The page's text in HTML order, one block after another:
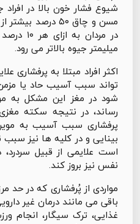
شیوع فشار خون بالا در افراد
مسن و چاق ۵۰
میلیمتر جیوه بالاتر می رود.
اکثر افراد مبتلا به پرفشاری
تواند سبب آسیب حاد یا
شود در مغز این مشکل به
رساند، در نتیجه سکته
پرفشاری سبب آسیب به
بینایی و در کلیه ها نیز
است علایمی از قبیل
نفس نیز بروز کند.
مواردی از پُرفشاری که در حد
باقی می مانند درمان غیر
غذایی، ترک سیگار، انجام